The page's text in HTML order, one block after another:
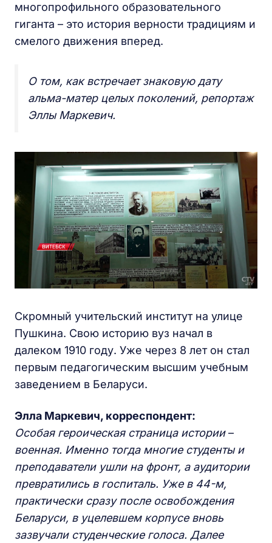
многопрофильного образовательного
гиганта – это история верности традициям и
смелого движения вперед.
О том, как встречает знаковую дату
альма-матер целых поколений, репортаж
Эллы Маркевич.
Скромный учительский институт на улице
Пушкина. Свою историю вуз начал в
далеком 1910 году. Уже через 8 лет он стал
первым педагогическим высшим учебным
заведением в Беларуси.
Элла Маркевич, корреспондент:
Особая героическая страница истории–
военная. Именно тогда многие студенты и
преподаватели ушли на фронт, а аудитории
превратились в госпиталь. Уже в 44-м,
практически сразу после освобождения
Беларуси, в уцелевшем корпусе вновь
зазвучали студенческие голоса. Далее